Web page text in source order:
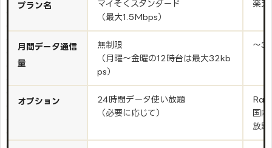
プラン名
マイそくスタンダード
（最大1.5Mbps）
楽天
月間データ通信
量
無制限
（月曜～金曜の12時台は最大32kb
ps）
〜
オプション
24時間データ使い放題
（必要に応じて）
国
放題